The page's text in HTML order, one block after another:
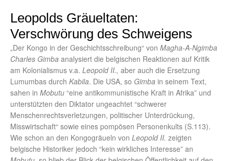
Leopolds Gräueltaten:
Verschwörung des Schweigens
„Der Kongo in der Geschichtsschreibung“ von Magha-A-Ngimba
Charles Gimba analysiert die belgischen Reaktionen auf Kritik
am Kolonialismus v.a. Leopold II., aber auch die Ersetzung
Lumumbas durch Kabila. Die USA, so Gimba in seinem Text,
sahen in Mobutu “eine antikommunistische Kraft in Afrika” und
unterstützten den Diktator ungeachtet “schwerer
Menschenrechtsverletzungen, politischer Unterdrückung,
Misswirtschaft“ sowie eines pompösen Personenkults (S.113).
Wie schon an den Kongogräueln von Leopold II. zeigten
belgische Historiker jedoch “kein wirkliches Interesse” an